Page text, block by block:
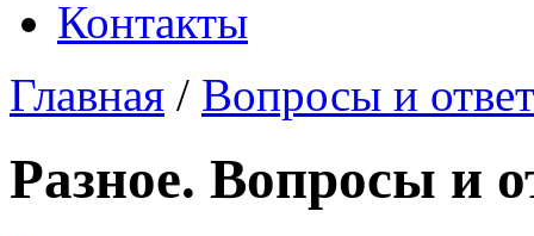
Контакты
Главная / Вопросы и
Разное. Вопросы и